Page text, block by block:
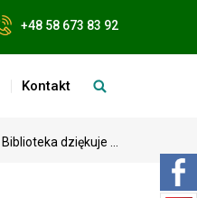
+48 58 673 83 92
Kontakt
Biblioteka dziękuje ...